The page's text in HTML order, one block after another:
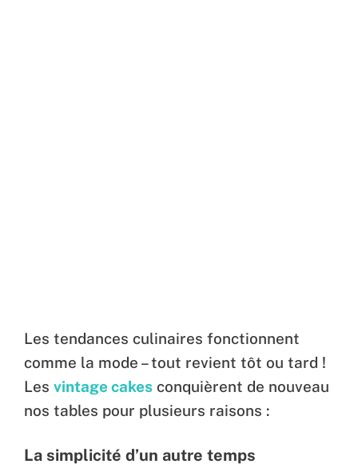
Les tendances culinaires fonctionnent
comme la mode – tout revient tôt ou tard !
Les vintage cakes conquièrent de nouveau
nos tables pour plusieurs raisons :
La simplicité d’un autre temps